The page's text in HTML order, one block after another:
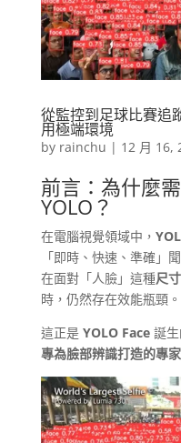
從監控到足球比賽追
用極端環境
by rainchu | 12 月 16,
前言：為什麼
YOLO？
在電腦視覺領域中，
「即時、快速、準確」
在面對「人臉」這種尺
時，仍然存在效能瓶頸。
這正是 YOLO Face誕
專為臉部辨識打造的專